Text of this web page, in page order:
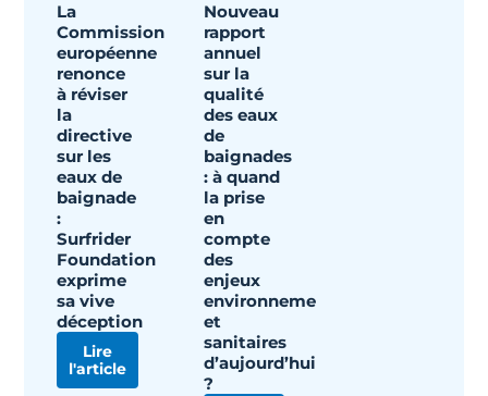
La
Commission
européenne
renonce
à réviser
la
directive
sur les
eaux de
baignade
:
Surfrider
Foundation
exprime
sa vive
déception
Lire
l'article
Nouveau
rapport
annuel
sur la
qualité
des eaux
de
baignades
: à quand
la prise
en
compte
des
enjeux
environnementaux
et
sanitaires
d’aujourd’hui
?